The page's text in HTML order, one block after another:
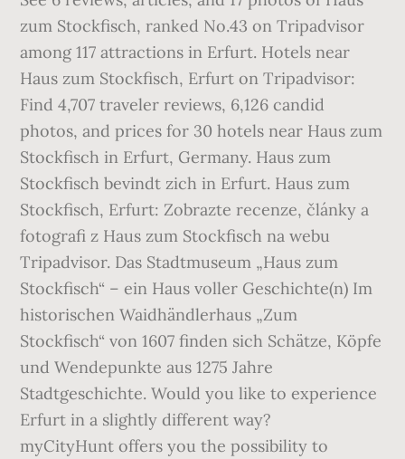
zum Stockfisch, ranked No.43 on Tripadvisor
among 117 attractions in Erfurt. Hotels near
Haus zum Stockfisch, Erfurt on Tripadvisor:
Find 4,707 traveler reviews, 6,126 candid
photos, and prices for 30 hotels near Haus zum
Stockfisch in Erfurt, Germany. Haus zum
Stockfisch bevindt zich in Erfurt. Haus zum
Stockfisch, Erfurt: Zobrazte recenze, články a
fotografi z Haus zum Stockfisch na webu
Tripadvisor. Das Stadtmuseum „Haus zum
Stockfisch“ – ein Haus voller Geschichte(n) Im
historischen Waidhändlerhaus „Zum
Stockfisch“ von 1607 finden sich Schätze, Köpfe
und Wendepunkte aus 1275 Jahre
Stadtgeschichte. Would you like to experience
Erfurt in a slightly different way?
myCityHunt offers you the possibility to